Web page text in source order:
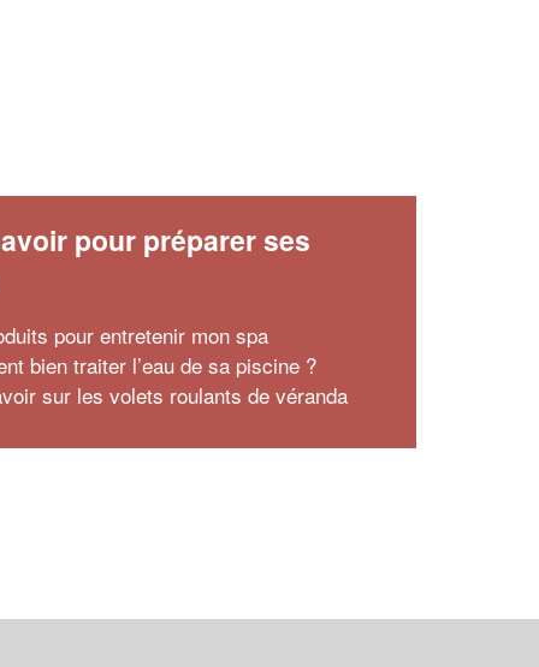
pour préparer ses
pour entretenir mon spa
bien traiter l’eau de sa piscine ?
sur les volets roulants de véranda